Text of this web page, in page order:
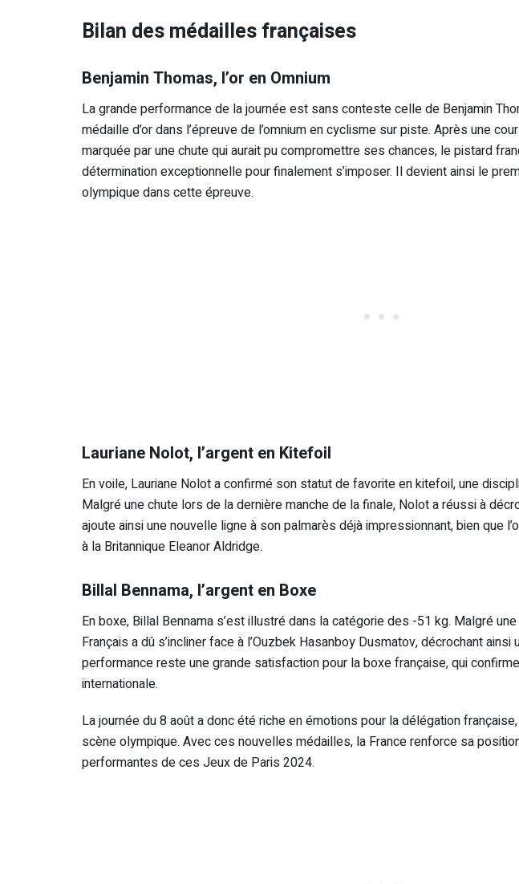
Bilan des médailles françaises
Benjamin Thomas, l’or en Omnium
La grande performance de la journée est sans conteste celle de Benjamin
médaille d’or dans l’épreuve de l’omnium en cyclisme sur piste. Après une
marquée par une chute qui aurait pu compromettre ses chances, le pistard
détermination exceptionnelle pour finalement s’imposer. Il devient ainsi le
olympique dans cette épreuve.
Lauriane Nolot, l’argent en Kitefoil
En voile, Lauriane Nolot a confirmé son statut de favorite en kitefoil, une
Malgré une chute lors de la dernière manche de la finale, Nolot a réussi à
ajoute ainsi une nouvelle ligne à son palmarès déjà impressionnant, bien que
à la Britannique Eleanor Aldridge.
Billal Bennama, l’argent en Boxe
En boxe, Billal Bennama s’est illustré dans la catégorie des -51 kg. Malgré
Français a dû s’incliner face à l’Ouzbek Hasanboy Dusmatov, décrochant ainsi
performance reste une grande satisfaction pour la boxe française, qui
internationale.
La journée du 8 août a donc été riche en émotions pour la délégation
scène olympique. Avec ces nouvelles médailles, la France renforce sa
performantes de ces Jeux de Paris 2024.